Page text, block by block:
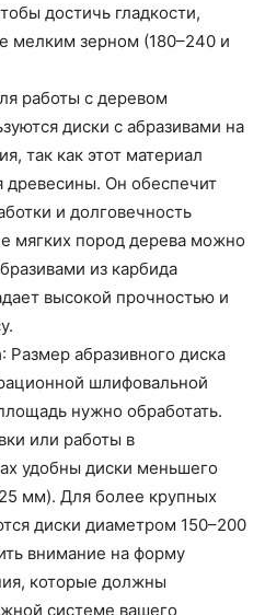
достичь гладкости,
мелким зерном (180–240 и
работы с деревом
диски с абразивами на
так как этот материал
древесины. Он обеспечит
и долговечность
мягких пород дерева можно
из карбида
высокой прочностью и
: Размер абразивного диска
шлифовальной
нужно обработать.
или работы в
удобны диски меньшего
мм). Для более крупных
диски диаметром 150–200
внимание на форму
которые должны
системе вашего